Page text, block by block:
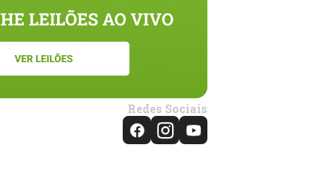
Redes Sociais